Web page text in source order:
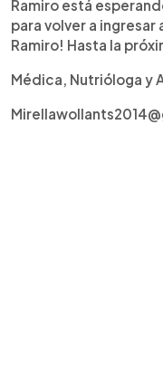
Ramiro está
para volver a ingresar
Ramiro! Hasta la
Médica, Nutrióloga y